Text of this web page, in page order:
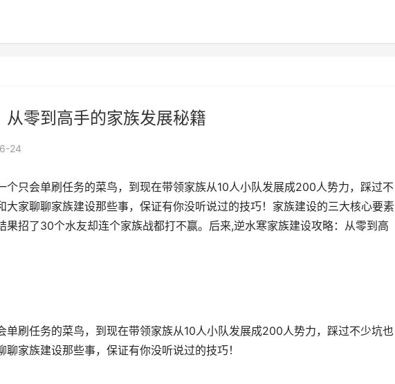
零到高手的家族发展秘籍
24
个只会单刷任务的菜鸟，到现在带领家族从10人小队发展成200人势力，踩过不
大家聊聊家族建设那些事，保证有你没听说过的技巧！家族建设的三大核心要素
果招了30个水友却连个家族战都打不赢。后来,逆水寒家族建设攻略：从零到高
单刷任务的菜鸟，到现在带领家族从10人小队发展成200人势力，踩过不少坑也
家族建设那些事，保证有你没听说过的技巧！